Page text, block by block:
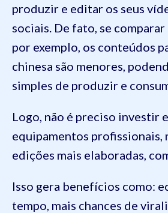
produzir e editar os seus
sociais. De fato, se comparar
por exemplo, os conteúdos
chinesa são menores,
simples de produzir e
Logo, não é preciso investir
equipamentos profissionais,
edições mais elaboradas,
Isso gera benefícios como:
tempo, mais chances de